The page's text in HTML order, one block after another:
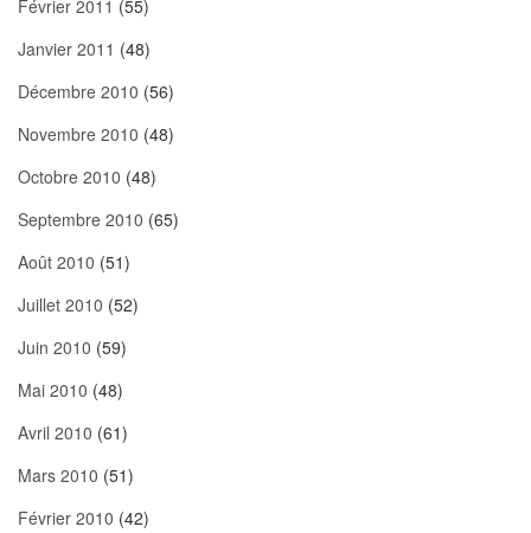
Février 2011 (55)
Janvier 2011 (48)
Décembre 2010 (56)
Novembre 2010 (48)
Octobre 2010 (48)
Septembre 2010 (65)
Août 2010 (51)
Juillet 2010 (52)
Juin 2010 (59)
Mai 2010 (48)
Avril 2010 (61)
Mars 2010 (51)
Février 2010 (42)